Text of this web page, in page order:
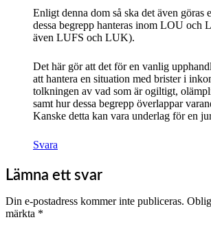
Enligt denna dom så ska det även göras
dessa begrepp hanteras inom LOU och
även LUFS och LUK).
Det här gör att det för en vanlig
att hantera en situation med brister i
tolkningen av vad som är ogiltigt,
samt hur dessa begrepp överlappar
Kanske detta kan vara underlag för en
Svara
Lämna ett svar
Din e-postadress kommer inte publiceras.
märkta *